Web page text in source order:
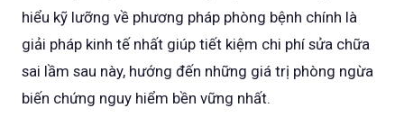
hiểu kỹ lưỡng về phương pháp phòng bệnh chính là
giải pháp kinh tế nhất giúp tiết kiệm chi phí sửa chữa
sai lầm sau này, hướng đến những giá trị phòng ngừa
biến chứng nguy hiểm bền vững nhất.